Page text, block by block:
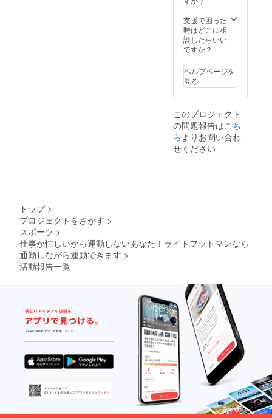
支援で困った
時はどこに相
談したらいい
ですか？
ヘルプページを
見る
このプロジェクト
の問題報告はこち
らよりお問い合わ
せください
トップ >
プロジェクトをさがす >
スポーツ >
仕事が忙しいから運動しないあなた！ライトフットマンなら
通勤しながら運動できます >
活動報告一覧